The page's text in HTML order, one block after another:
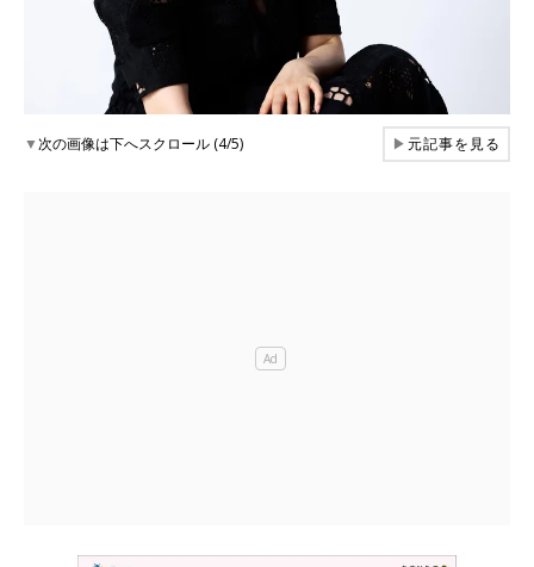
▼次の画像は下へスクロール (4/5) ▶元記事を見る